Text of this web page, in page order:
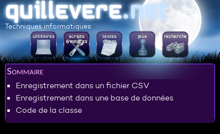
Techniques informatiques
Sommaire
Enregistrement dans un fichier CSV
Enregistrement dans une base de données
Code de la classe